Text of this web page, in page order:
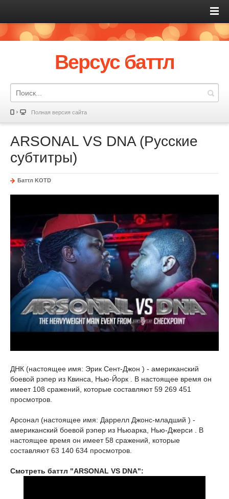
Версус баттл
Полная версия сайта
ARSONAL VS DNA (Русские
субтитры)
Баттл KOTD
ДНК (настоящее имя: Эрик Сент-Джон ) - американский
боевой рэпер из Квинса, Нью-Йорк . В настоящее время он
имеет 108 сражений, которые составляют 59 269 451
просмотров.
Арсонал (настоящее имя: Даррелл Джонс-младший ) -
американский боевой рэпер из Ньюарка, Нью-Джерси . В
настоящее время он имеет 58 сражений, которые
составляют 63 140 634 просмотров.
Смотреть баттл "ARSONAL VS DNA":